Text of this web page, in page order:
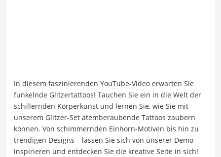
In diesem faszinierenden YouTube-Video erwarten Sie
funkelnde Glitzertattoos! Tauchen Sie ein in die Welt der
schillernden Körperkunst und lernen Sie, wie Sie mit
unserem Glitzer-Set atemberaubende Tattoos zaubern
können. Von schimmernden Einhorn-Motiven bis hin zu
trendigen Designs – lassen Sie sich von unserer Demo
inspirieren und entdecken Sie die kreative Seite in sich!